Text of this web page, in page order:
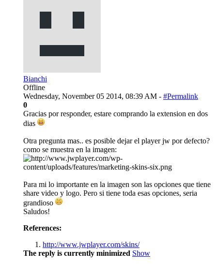
Bianchi
Offline
Wednesday, November 05 2014, 08:39 AM - #Permalink
0
Gracias por responder, estare comprando la extension en dos
dias
Otra pregunta mas.. es posible dejar el player jw por defecto?
como se muestra en la imagen:
Para mi lo importante en la imagen son las opciones que tiene
share video y logo. Pero si tiene toda esas opciones, seria
grandioso
Saludos!
References:
http://www.jwplayer.com/skins/
The reply is currently minimized Show